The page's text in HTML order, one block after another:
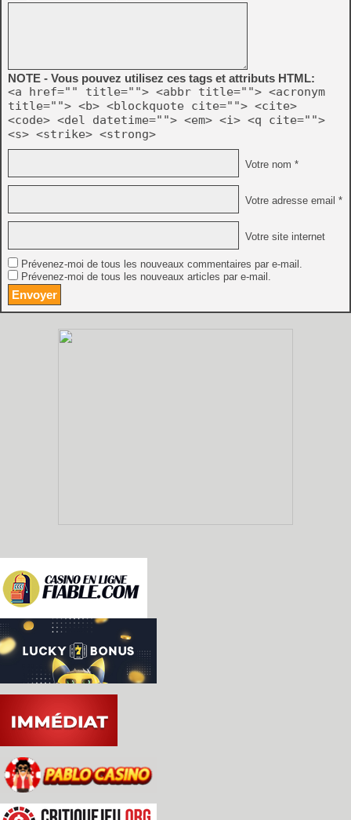
NOTE - Vous pouvez utilisez ces tags et attributs HTML:
<a href="" title=""> <abbr title=""> <acronym
title=""> <b> <blockquote cite=""> <cite>
<code> <del datetime=""> <em> <i> <q cite="">
<s> <strike> <strong>
Votre nom *
Votre adresse email *
Votre site internet
Prévenez-moi de tous les nouveaux commentaires par e-mail.
Prévenez-moi de tous les nouveaux articles par e-mail.